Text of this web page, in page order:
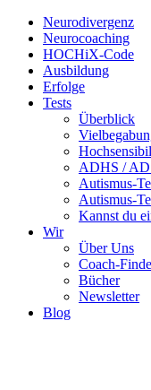
Neurodivergenz
Neurocoaching
HOCHiX-Code
Ausbildung
Erfolge
Tests
Überblick
ADHS /
Autismus-
Autismus-
Kannst du
Wir
Über Uns
Coach-
Bücher
Newsletter
Blog